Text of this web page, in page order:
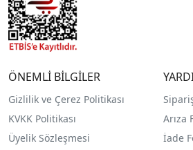
ÖNEMLİ BİLGİLER
Gizlilik ve Çerez Politikası
KVKK Politikası
Üyelik Sözleşmesi
Arıza
İade